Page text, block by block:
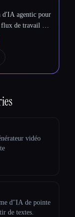
d'IA agentic pour
flux de travail et
vidéo
d''IA de pointe
de textes.